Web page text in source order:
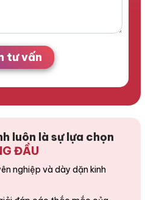
tư vấn
luôn là sự lựa chọn
ĐẦU
nghiệp và dày dặn kinh